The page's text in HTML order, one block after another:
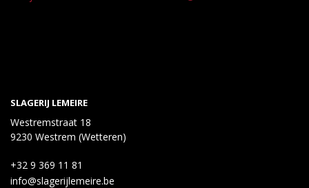
SLAGERIJ LEMEIRE
Westremstraat 18
9230 Westrem (Wetteren)
+32 9 369 11 81
info@slagerijlemeire.be